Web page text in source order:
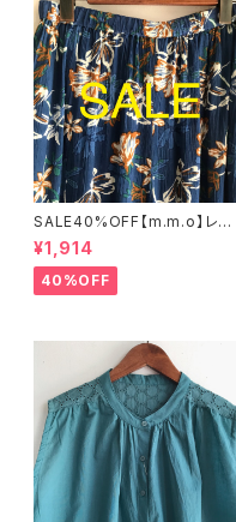
SALE40%OFF【m.m.o】レー
ヨン プリントクリンクルパンツ
ブルー Mサイズ【エムエムオー】
¥1,914
40%OFF